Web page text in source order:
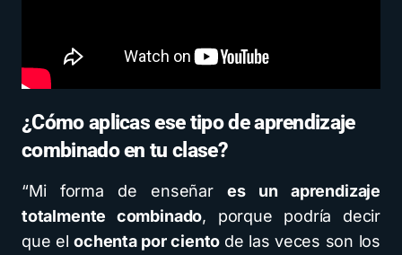
¿Cómo aplicas ese tipo de aprendizaje
combinado en tu clase?
“Mi forma de enseñares un aprendizaje
totalmente combinado, porque podría decir
que elochenta por ciento de las veces son los